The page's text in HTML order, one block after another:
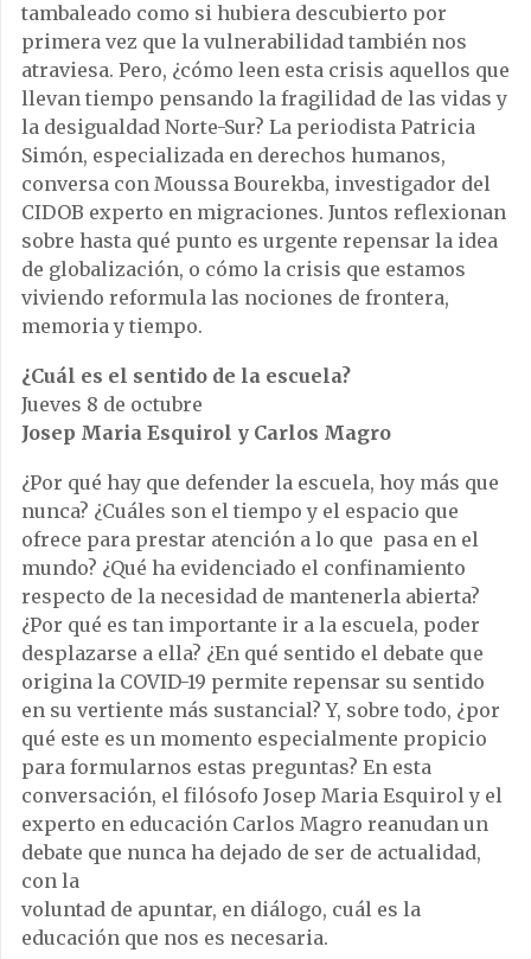
tambaleado como si hubiera descubierto por
primera vez que la vulnerabilidad también nos
atraviesa. Pero, ¿cómo leen esta crisis aquellos que
llevan tiempo pensando la fragilidad de las vidas y
la desigualdad Norte-Sur? La periodista Patricia
Simón, especializada en derechos humanos,
conversa con Moussa Bourekba, investigador del
CIDOB experto en migraciones. Juntos reflexionan
sobre hasta qué punto es urgente repensar la idea
de globalización, o cómo la crisis que estamos
viviendo reformula las nociones de frontera,
memoria y tiempo.
¿Cuál es el sentido de la escuela?
Jueves 8 de octubre
Josep Maria Esquirol y Carlos Magro
¿Por qué hay que defender la escuela, hoy más que
nunca? ¿Cuáles son el tiempo y el espacio que
ofrece para prestar atención a lo que pasa en el
mundo? ¿Qué ha evidenciado el confinamiento
respecto de la necesidad de mantenerla abierta?
¿Por qué es tan importante ir a la escuela, poder
desplazarse a ella? ¿En qué sentido el debate que
origina la COVID-19 permite repensar su sentido
en su vertiente más sustancial? Y, sobre todo, ¿por
qué este es un momento especialmente propicio
para formularnos estas preguntas? En esta
conversación, el filósofo Josep Maria Esquirol y el
experto en educación Carlos Magro reanudan un
debate que nunca ha dejado de ser de actualidad,
con la
voluntad de apuntar, en diálogo, cuál es la
educación que nos es necesaria.